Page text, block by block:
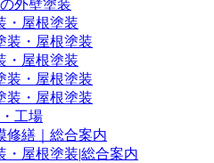
外壁塗装
・屋根塗装
装・屋根塗装
・屋根塗装
装・屋根塗装
装・屋根塗装
工場
修繕｜総合案内
・屋根塗装|総合案内